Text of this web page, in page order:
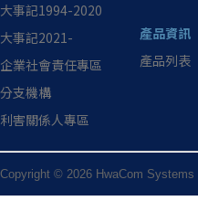
大事記1994-2020
大事記2021-
企業社會責任專區
分支機構
利害關係人專區
產品資訊
產品列表
Copyright © 2026 HwaCom